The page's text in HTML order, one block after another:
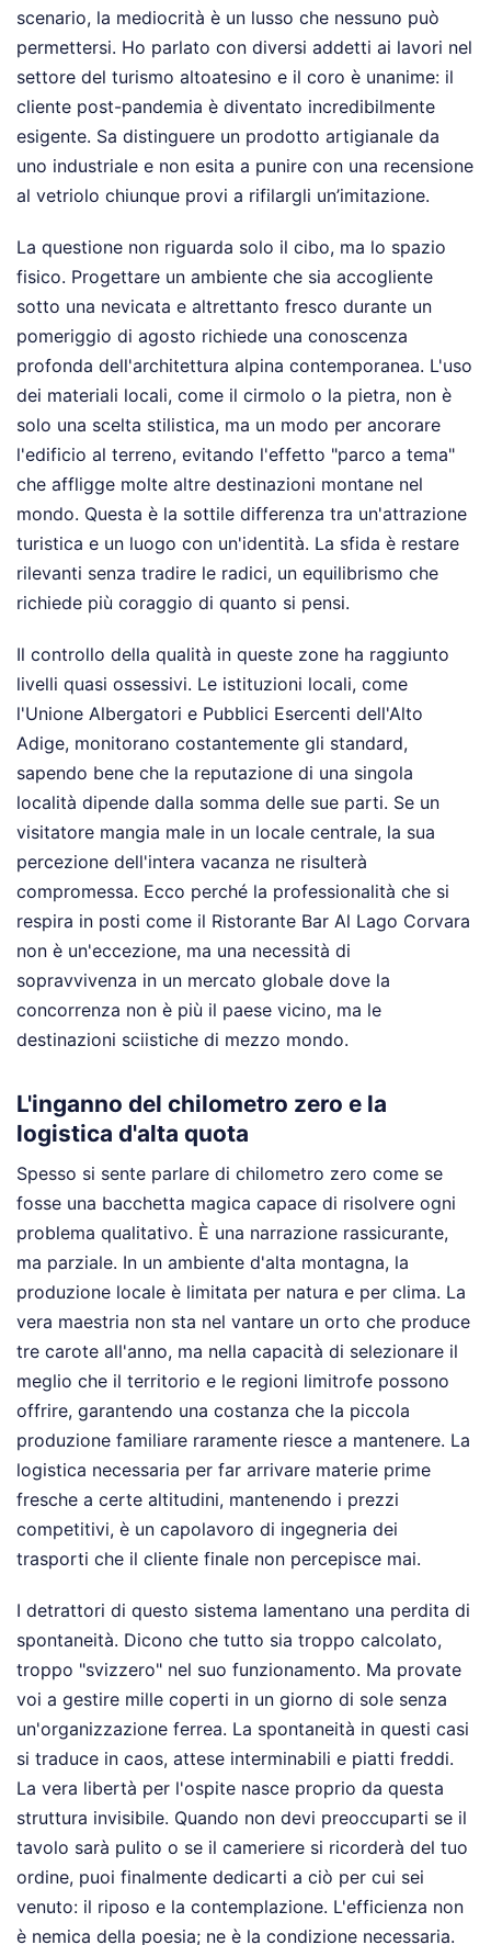
scenario, la mediocrità è un lusso che nessuno può
permettersi. Ho parlato con diversi addetti ai lavori nel
settore del turismo altoatesino e il coro è unanime: il
cliente post-pandemia è diventato incredibilmente
esigente. Sa distinguere un prodotto artigianale da
uno industriale e non esita a punire con una recensione
al vetriolo chiunque provi a rifilargli un’imitazione.
La questione non riguarda solo il cibo, ma lo spazio
fisico. Progettare un ambiente che sia accogliente
sotto una nevicata e altrettanto fresco durante un
pomeriggio di agosto richiede una conoscenza
profonda dell'architettura alpina contemporanea. L'uso
dei materiali locali, come il cirmolo o la pietra, non è
solo una scelta stilistica, ma un modo per ancorare
l'edificio al terreno, evitando l'effetto "parco a tema"
che affligge molte altre destinazioni montane nel
mondo. Questa è la sottile differenza tra un'attrazione
turistica e un luogo con un'identità. La sfida è restare
rilevanti senza tradire le radici, un equilibrismo che
richiede più coraggio di quanto si pensi.
Il controllo della qualità in queste zone ha raggiunto
livelli quasi ossessivi. Le istituzioni locali, come
l'Unione Albergatori e Pubblici Esercenti dell'Alto
Adige, monitorano costantemente gli standard,
sapendo bene che la reputazione di una singola
località dipende dalla somma delle sue parti. Se un
visitatore mangia male in un locale centrale, la sua
percezione dell'intera vacanza ne risulterà
compromessa. Ecco perché la professionalità che si
respira in posti come il Ristorante Bar Al Lago Corvara
non è un'eccezione, ma una necessità di
sopravvivenza in un mercato globale dove la
concorrenza non è più il paese vicino, ma le
destinazioni sciistiche di mezzo mondo.
L'inganno del chilometro zero e la
logistica d'alta quota
Spesso si sente parlare di chilometro zero come se
fosse una bacchetta magica capace di risolvere ogni
problema qualitativo. È una narrazione rassicurante,
ma parziale. In un ambiente d'alta montagna, la
produzione locale è limitata per natura e per clima. La
vera maestria non sta nel vantare un orto che produce
tre carote all'anno, ma nella capacità di selezionare il
meglio che il territorio e le regioni limitrofe possono
offrire, garantendo una costanza che la piccola
produzione familiare raramente riesce a mantenere. La
logistica necessaria per far arrivare materie prime
fresche a certe altitudini, mantenendo i prezzi
competitivi, è un capolavoro di ingegneria dei
trasporti che il cliente finale non percepisce mai.
I detrattori di questo sistema lamentano una perdita di
spontaneità. Dicono che tutto sia troppo calcolato,
troppo "svizzero" nel suo funzionamento. Ma provate
voi a gestire mille coperti in un giorno di sole senza
un'organizzazione ferrea. La spontaneità in questi casi
si traduce in caos, attese interminabili e piatti freddi.
La vera libertà per l'ospite nasce proprio da questa
struttura invisibile. Quando non devi preoccuparti se il
tavolo sarà pulito o se il cameriere si ricorderà del tuo
ordine, puoi finalmente dedicarti a ciò per cui sei
venuto: il riposo e la contemplazione. L'efficienza non
è nemica della poesia; ne è la condizione necessaria.